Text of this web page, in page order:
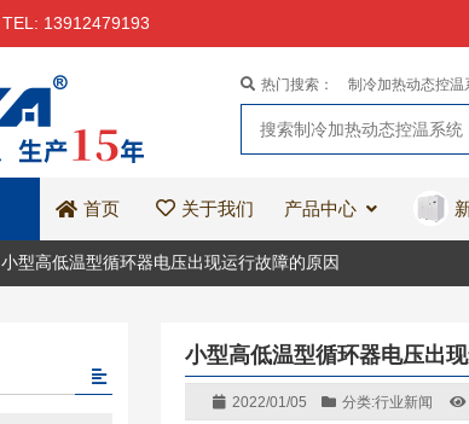
TEL: 13912479193
热门搜索： 制冷加热动态控温
首页 关于我们 产品中心
小型高低温型循环器电压出现运行故障的原因
小型高低温型循环器电压出
2022/01/05 分类:行业新闻